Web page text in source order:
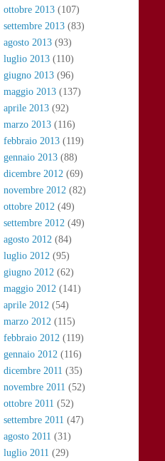
ottobre 2013 (107)
settembre 2013 (83)
agosto 2013 (93)
luglio 2013 (110)
giugno 2013 (96)
maggio 2013 (137)
aprile 2013 (92)
marzo 2013 (116)
febbraio 2013 (119)
gennaio 2013 (88)
dicembre 2012 (69)
novembre 2012 (82)
ottobre 2012 (49)
settembre 2012 (49)
agosto 2012 (84)
luglio 2012 (95)
giugno 2012 (62)
maggio 2012 (141)
aprile 2012 (54)
marzo 2012 (115)
febbraio 2012 (119)
gennaio 2012 (116)
dicembre 2011 (35)
novembre 2011 (52)
ottobre 2011 (52)
settembre 2011 (47)
agosto 2011 (31)
luglio 2011 (29)